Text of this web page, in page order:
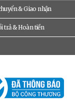
& Giao nhận
trả & Hoàn tiền